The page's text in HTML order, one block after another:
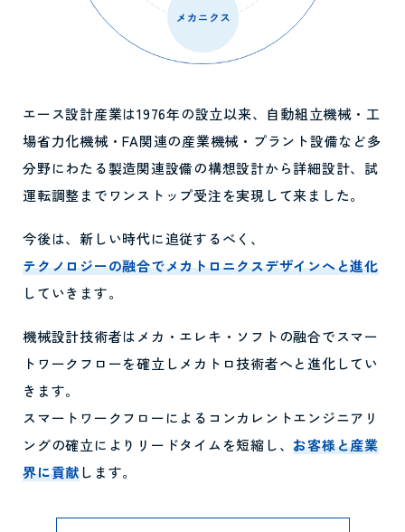
エース設計産業は1976年の設立以来、自動組立機械・工
場省力化機械・FA関連の産業機械・プラント設備など多
分野にわたる製造関連設備の構想設計から詳細設計、試
運転調整までワンストップ受注を実現して来ました。
今後は、新しい時代に追従するべく、
テクノロジーの融合でメカトロニクスデザインへと進化
していきます。
機械設計技術者はメカ・エレキ・ソフトの融合でスマー
トワークフローを確立しメカトロ技術者へと進化してい
きます。
スマートワークフローによるコンカレントエンジニアリ
ングの確立によりリードタイムを短縮し、お客様と産業
界に貢献します。